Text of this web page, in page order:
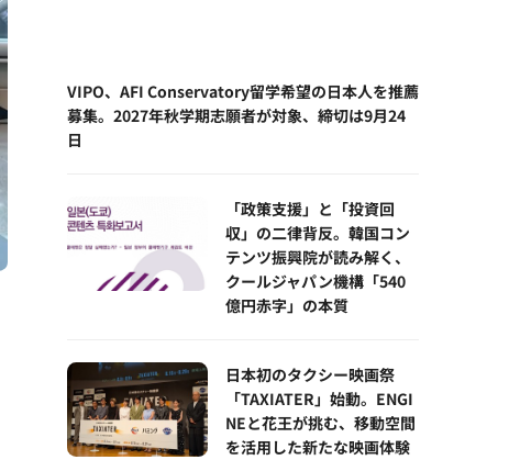
VIPO、AFI Conservatory留学希望の日本人を推薦
募集。2027年秋学期志願者が対象、締切は9月24
日
「政策支援」と「投資回
収」の二律背反。韓国コン
テンツ振興院が読み解く、
クールジャパン機構「540
億円赤字」の本質
日本初のタクシー映画祭
「TAXIATER」始動。ENGI
NEと花王が挑む、移動空間
を活用した新たな映画体験